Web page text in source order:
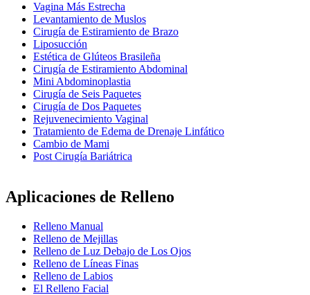
Vagina Más Estrecha
Levantamiento de Muslos
Cirugía de Estiramiento de Brazo
Liposucción
Estética de Glúteos Brasileña
Cirugía de Estiramiento Abdominal
Mini Abdominoplastia
Cirugía de Seis Paquetes
Cirugía de Dos Paquetes
Rejuvenecimiento Vaginal
Tratamiento de Edema de Drenaje Linfático
Cambio de Mami
Post Cirugía Bariátrica
Aplicaciones de Relleno
Relleno Manual
Relleno de Mejillas
Relleno de Luz Debajo de Los Ojos
Relleno de Líneas Finas
Relleno de Labios
El Relleno Facial